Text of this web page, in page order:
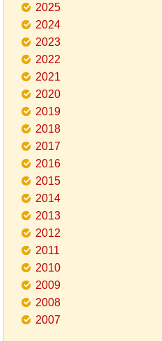
2025
2024
2023
2022
2021
2020
2019
2018
2017
2016
2015
2014
2013
2012
2011
2010
2009
2008
2007